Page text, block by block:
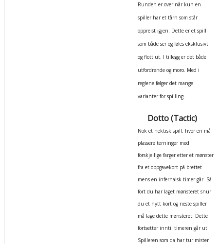
Runden er over når kun en
spiller har et tårn som står
oppreist igjen. Dette er et spill
som både ser og føles eksklusivt
og flott ut. I tillegg er det både
utfordrende og moro. Med i
reglene følger det mange
varianter for spilling.
Dotto (Tactic)
Nok et hektisk spill, hvor en må
plassere terninger med
forskjellige farger etter et mønster
fra et oppgavekort på brettet
mens en infernalsk timer går. Så
fort du har laget mønsteret snur
du et nytt kort og neste spiller
må lage dette mønsteret. Dette
fortsetter inntil timeren går ut.
Spilleren som da har tur mister